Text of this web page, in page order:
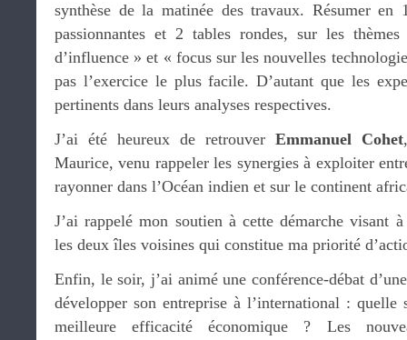
synthèse de la matinée des travaux. Résumer en
passionnantes et 2 tables rondes, sur les
d’influence » et « focus sur les nouvelles
pas l’exercice le plus facile. D’autant que les
pertinents dans leurs analyses respectives.
J’ai été heureux de retrouver Emmanuel Cohet
Maurice, venu rappeler les synergies à exploiter
rayonner dans l’Océan indien et sur le continent
J’ai rappelé mon soutien à cette démarche visant
les deux îles voisines qui constitue ma priorité
Enfin, le soir, j’ai animé une conférence-débat
développer son entreprise à l’international :
meilleure efficacité économique ? Les